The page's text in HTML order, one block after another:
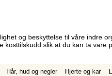
og beskyttelse til våre indre
slik at du kan ta vare
Hår, hud og negler Hjerte og kar